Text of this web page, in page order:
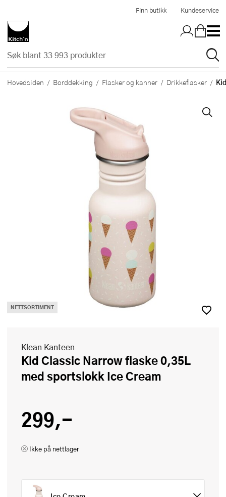
Finn butikk Kundeservice
Hovedsiden Borddekking Flasker og kanner Drikkeflasker
NETTSORTIMENT
Klean Kanteen
Kid Classic Narrow flaske 0,35L
med sportslokk Ice Cream
299,-
Ikke på nettlager